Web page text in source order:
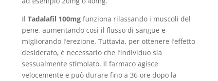
Il Tadalafil 100mgfunziona rilassando i muscoli del
pene, aumentando così il flusso di sangue e
migliorando l’erezione. Tuttavia, per ottenere l’effetto
desiderato, è necessario che l’individuo sia
sessualmente stimolato. Il farmaco agisce
velocemente e può durare fino a 36 ore dopo la